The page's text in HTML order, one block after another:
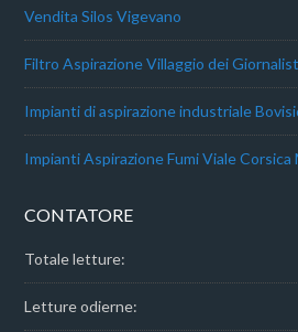
Vendita Silos Vigevano
Filtro Aspirazione Villaggio dei
Impianti di aspirazione industriale
Impianti Aspirazione Fumi Viale Corsica
CONTATORE
Totale letture:
Letture odierne: